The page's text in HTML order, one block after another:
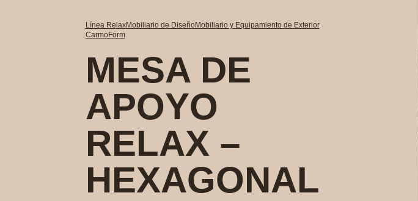
Línea RelaxMobiliario de DiseñoMobiliario y Equipamiento de Exterior
CarmoForm
MESA DE
APOYO
RELAX –
HEXAGONAL